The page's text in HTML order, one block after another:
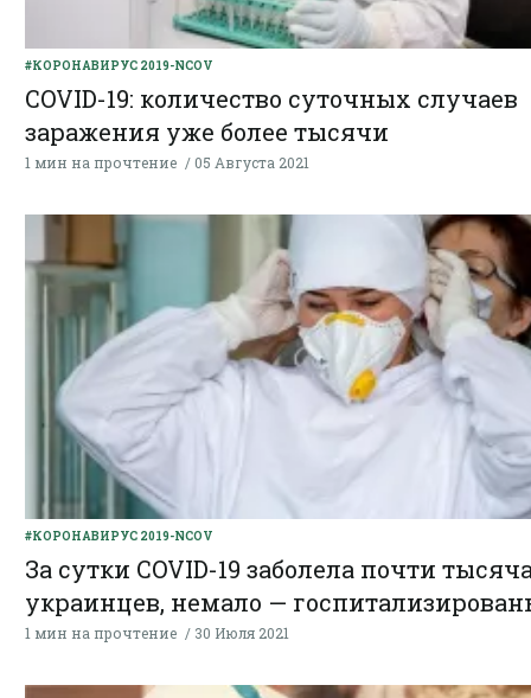
#КОРОНАВИРУС 2019-NCOV
COVID-19: количество суточных случаев
заражения уже более тысячи
1 мин на прочтение 05 Августа 2021
#КОРОНАВИРУС 2019-NCOV
За сутки COVID-19 заболела почти
украинцев, немало —
1 мин на прочтение 30 Июля 2021